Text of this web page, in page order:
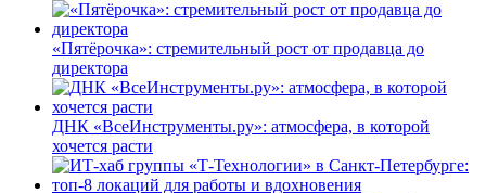
«Пятёрочка»: стремительный рост от продавца до
директора
ДНК «ВсеИнструменты.ру»: атмосфера, в которой
хочется расти